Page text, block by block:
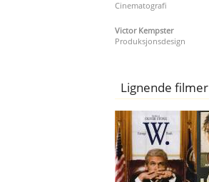
Cinematografi
Victor Kempster
Produksjonsdesign
Lignende filmer